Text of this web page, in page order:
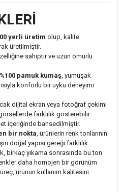
yerli üretim olup, kalite
üretilmiştir.
sahiptir ve uzun ömürlü
%100 pamuk kumaş, yumuşak
konforlu bir uyku deneyimi
dijital ekran veya fotoğraf çekimi
farklılık gösterebilir.
içeriğinde bahsedilmiştir.
bir nokta, ürünlerin renk tonlarının
doğal yapısı gereği farklılık
birkaç yıkama sonrasında bu ton
daha homojen bir görünüm
ürünün kullanım kalitesini